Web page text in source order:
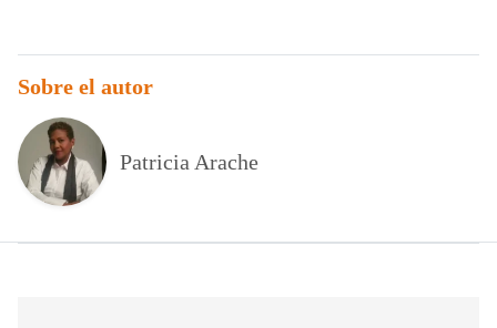
Sobre el autor
Patricia Arache